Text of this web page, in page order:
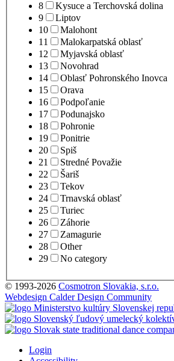
8
Kysuce a Terchovská dolina
9
Liptov
10
Malohont
11
Malokarpatská oblasť
12
Myjavská oblasť
13
Novohrad
14
Oblasť Pohronského Inovca
15
Orava
16
Podpoľanie
17
Podunajsko
18
Pohronie
19
Ponitrie
20
Spiš
21
Stredné Považie
22
Šariš
23
Tekov
24
Trnavská oblasť
25
Turiec
26
Záhorie
27
Zamagurie
28
Other
29
No category
© 1993-2026 Cosmotron Slovakia, s.r.o.
Webdesign Calder Design Community
Login